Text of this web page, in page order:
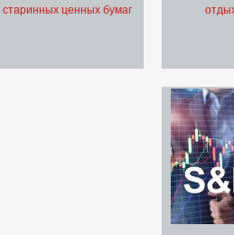
старинных ценных бумаг